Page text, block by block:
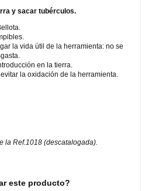
y sacar tubérculos.
la vida útil de la herramienta: no se
en la tierra.
la oxidación de la herramienta.
la Ref.1018 (descatalogada).
este producto?